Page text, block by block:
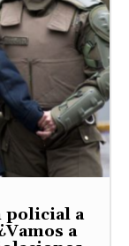
policial a
a